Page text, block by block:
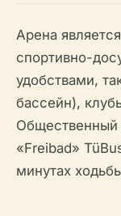
Арена
спортивно-
удобствами,
бассейн),
Общественный
«Freibad»
минутах